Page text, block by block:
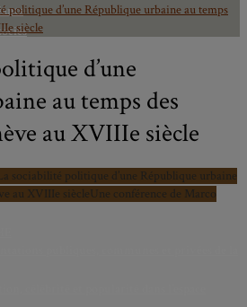
du GRHS
célébrité et popularité dans l’espace
politique d’une République urbaine au temps
siècle
d’une
au temps des
au XVIIIe siècle
sociabilité politique d’une République urbaine
au XVIIIe siècleUne conférence de Marco